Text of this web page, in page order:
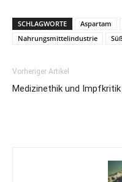
SCHLAGWORTE Aspartam
Nahrungsmittelindustrie
Vorheriger Artikel
Medizinethik und Impfkritik